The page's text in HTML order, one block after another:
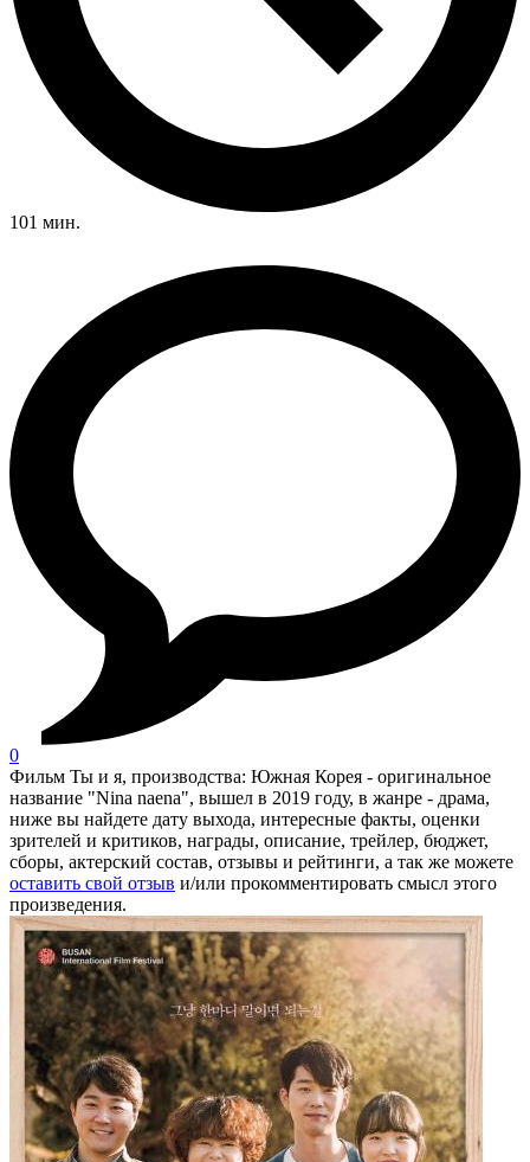
101 мин.
0
Фильм Ты и я, производства: Южная Корея - оригинальное
название "Nina naena", вышел в 2019 году, в жанре - драма,
ниже вы найдете дату выхода, интересные факты, оценки
зрителей и критиков, награды, описание, трейлер, бюджет,
сборы, актерский состав, отзывы и рейтинги, а так же можете
оставить свой отзыв и/или прокомментировать смысл этого
произведения.